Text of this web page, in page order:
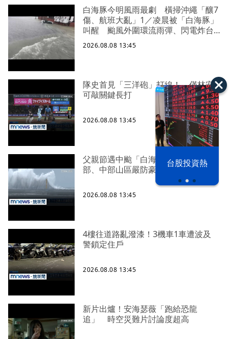
漢光42演習 台股投資熱
白海豚今明風雨最劇 橫掃沖繩「釀7
傷、航班大亂」1／凌晨被「白海豚」
叫醒 颱風外圍環流雨彈、閃電炸台
中
2026.08.08 13:45
隊史首見「三洋砲」打線！ 僅林安
可敲關鍵長打
2026.08.08 13:45
父親節遇中颱「白海豚」攪局！ 北
部、中部山區嚴防豪雨
2026.08.08 13:45
4樓往道路亂潑漆！3機車1車遭波及
警鎖定住戶
2026.08.08 13:45
新片出爐！安海瑟薇「跑給恐龍
追」 時空災難片討論度超高